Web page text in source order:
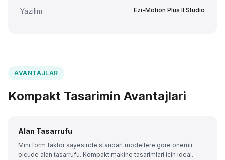
Yazilim Ezi-Motion Plus II Studio
AVANTAJLAR
Kompakt Tasarimin Avantajlari
Alan Tasarrufu
Mini form faktor sayesinde standart modellere gore onemli
olcude alan tasarrufu. Kompakt makine tasarimlari icin ideal.